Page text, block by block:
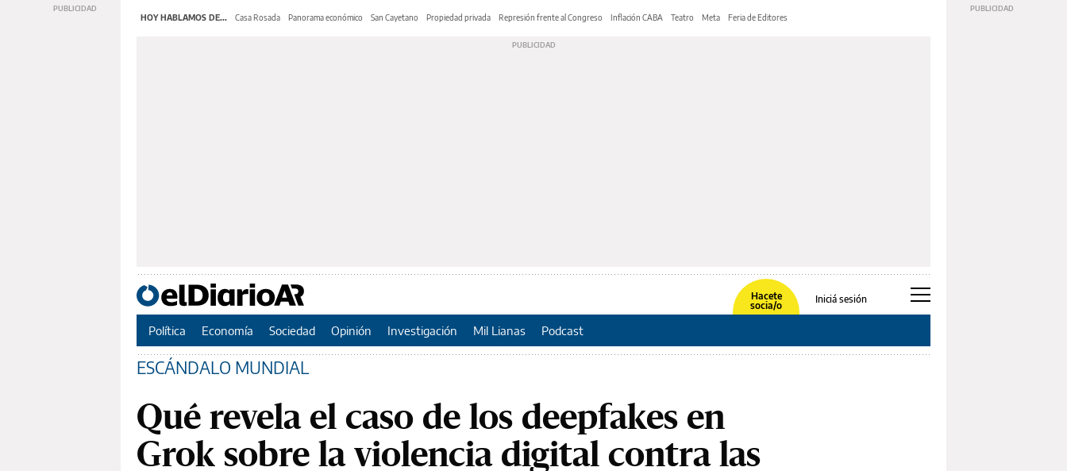
HOY HABLAMOS DE... Casa Rosada Panorama económico San Cayetano Propiedad privada Represión frente al Congreso Inflación CABA Teatro Meta Feria de Editores
Hacete
socia/o
Iniciá sesión
Política Economía Sociedad Opinión Investigación Mil Lianas Podcast
ESCÁNDALO MUNDIAL
Qué revela el caso de los deepfakes en
Grok sobre la violencia digital contra las